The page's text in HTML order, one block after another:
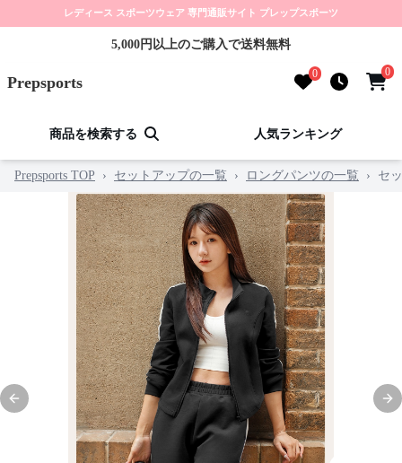
レディース スポーツウェア 専門通販サイト プレップスポーツ
5,000円以上のご購入で送料無料
Prepsports 0 0
商品を検索する 人気ランキング
Prepsports TOP › セットアップの一覧 › ロングパンツの一覧 › セ
Previous slide